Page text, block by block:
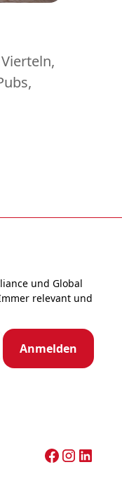
und Global
relevant und